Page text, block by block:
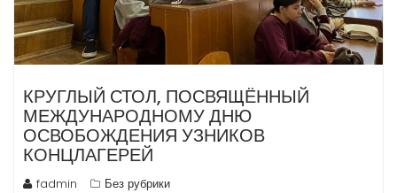
КРУГЛЫЙ СТОЛ, ПОСВЯЩЁННЫЙ
МЕЖДУНАРОДНОМУ ДНЮ
ОСВОБОЖДЕНИЯ УЗНИКОВ
КОНЦЛАГЕРЕЙ
fadmin Без рубрики